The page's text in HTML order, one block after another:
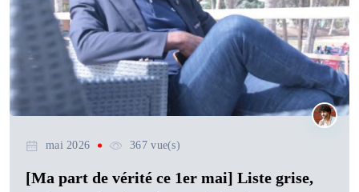
mai 2026 367 vue(s)
[Ma part de vérité ce 1er mai] Liste grise,